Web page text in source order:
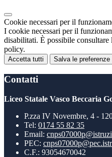
Cookie necessari per il
I cookie necessari per il
disabilitati. È possibile
policy.
Accetta tutti Salva le preferenze
Contatti
Liceo Statale Vasco Beccaria
P.zza IV Novembre, 4 -
Tel: 0174 55 82 35
Email:
PEC:
C.F.: 93054670042